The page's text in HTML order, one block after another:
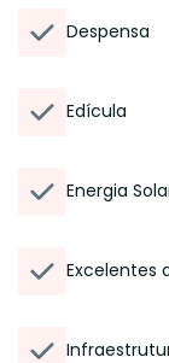
Despensa
Edícula
Energia
Excelentes